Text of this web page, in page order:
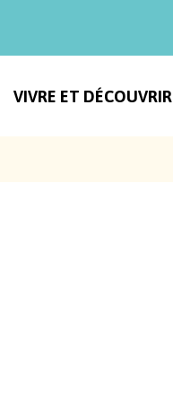
VIVRE ET DÉCOUVRIR